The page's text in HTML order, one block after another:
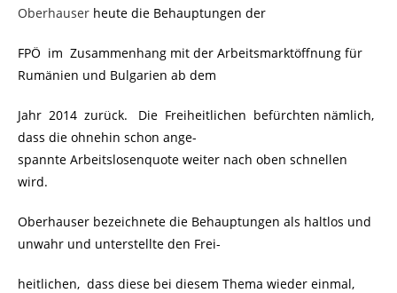
Oberhauser heute die Behauptungen der
FPÖ im Zusammenhang mit der Arbeitsmarktöffnung für
Rumänien und Bulgarien ab dem
Jahr 2014 zurück. Die Freiheitlichen befürchten nämlich,
dass die ohnehin schon ange-
spannte Arbeitslosenquote weiter nach oben schnellen
wird.
Oberhauser bezeichnete die Behauptungen als haltlos und
unwahr und unterstellte den Frei-
heitlichen, dass diese bei diesem Thema wieder einmal,